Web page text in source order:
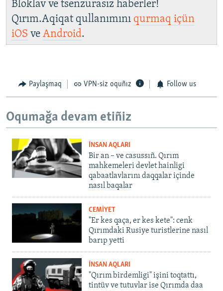
Bloklav ve tsenzurasız haberler!
Qırım.Aqiqat qullanımını qurmaq içün
iOS ve Android.
Paylaşmaq VPN-siz oquñız Follow us
Oqumağa devam etiñiz
İNSAN AQLARI
Bir an – ve casussıñ. Qırım
mahkemeleri devlet hainligi
qabaatlavlarını daqqalar içinde
nasıl baqalar
CEMİYET
"Er kes qaça, er kes kete": cenk
Qırımdaki Rusiye turistlerine nasıl
barıp yetti
İNSAN AQLARI
"Qırım birdemligi" işini toqtattı,
tintüv ve tutuvlar ise Qırımda daa